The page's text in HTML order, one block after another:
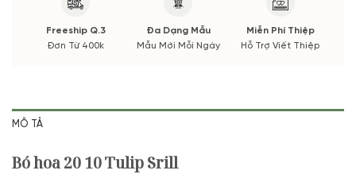
Freeship Q.3
Đơn Từ 400k
Đa Dạng Mẫu
Mẫu Mới Mỗi Ngày
Miễn Phí Thiệp
Hỗ Trợ Viết Thiệp
MÔ TẢ
Bó hoa 20 10 Tulip Srill